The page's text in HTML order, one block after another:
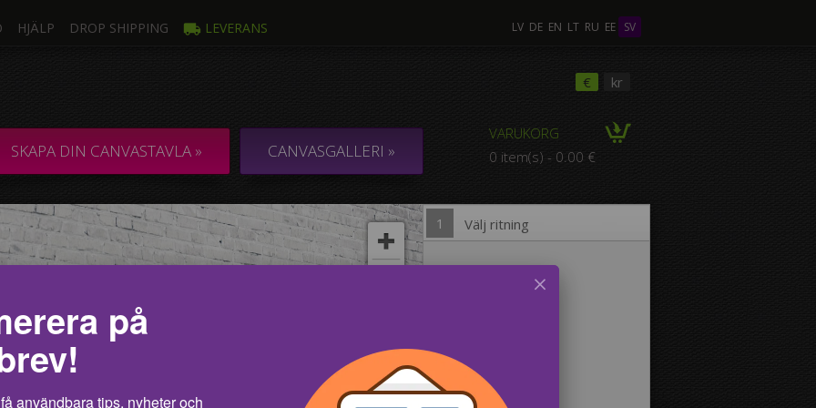
LV DE EN LT RU EE SV
HJÄLP DROP SHIPPING LEVERANS
€ kr
VARUKORG
0 item(s) - 0.00 €
SKAPA DIN CANVASTAVLA » CANVASGALLERI »
1 Välj ritning
I
ett foto
COLLAGE / KOMPOSITION med flera
på
användbara tips, nyheter och